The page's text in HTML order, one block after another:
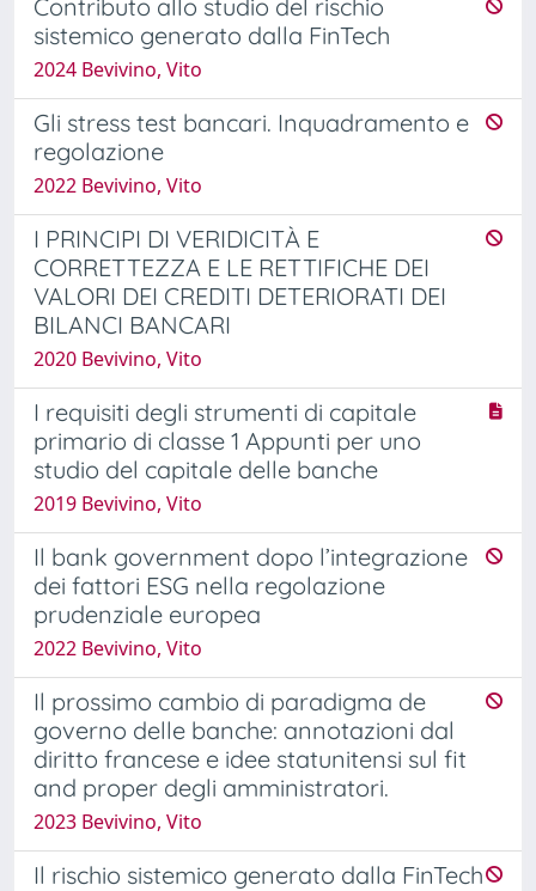
Contributo allo studio del rischio
sistemico generato dalla FinTech
2024 Bevivino, Vito
Gli stress test bancari. Inquadramento e
regolazione
2022 Bevivino, Vito
I PRINCIPI DI VERIDICITÀ E
CORRETTEZZA E LE RETTIFICHE DEI
VALORI DEI CREDITI DETERIORATI DEI
BILANCI BANCARI
2020 Bevivino, Vito
I requisiti degli strumenti di capitale
primario di classe 1 Appunti per uno
studio del capitale delle banche
2019 Bevivino, Vito
Il bank government dopo l’integrazione
dei fattori ESG nella regolazione
prudenziale europea
2022 Bevivino, Vito
Il prossimo cambio di paradigma de
governo delle banche: annotazioni dal
diritto francese e idee statunitensi sul fit
and proper degli amministratori.
2023 Bevivino, Vito
Il rischio sistemico generato dalla FinTech